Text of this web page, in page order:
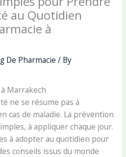
au Quotidien
à
De Pharmacie / By
Marrakech
ne se résume pas à
cas de maladie. La prévention
à appliquer chaque jour.
à adopter au quotidien pour
conseils issus du monde